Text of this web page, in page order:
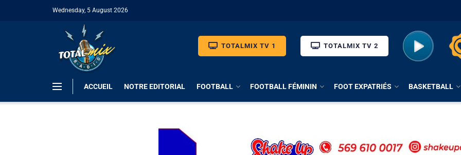
Wednesday, 5 August 2026
TOTALMIX TV 1 TOTALMIX TV 2
ACCUEIL NOTRE EDITORIAL FOOTBALL FOOTBALL FÉMININ FOOT EXPATRIÉS BASKETBALL